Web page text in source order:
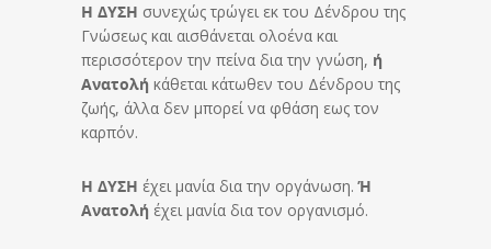
Η ΔΥΣΗ συνεχώς τρώγει εκ του Δένδρου της
Γνώσεως και αισθάνεται ολοένα και
περισσότερον την πείνα δια την γνώση, ή
Ανατολή κάθεται κάτωθεν του Δένδρου της
ζωής, άλλα δεν μπορεί να φθάση εως τον
καρπόν.
Η ΔΥΣΗ έχει μανία δια την οργάνωση.Ή
Ανατολή έχει μανία δια τον οργανισμό.